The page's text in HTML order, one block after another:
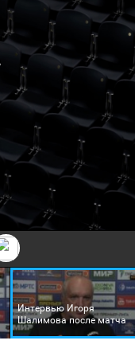
Интервью Игоря
Шалимова после матча